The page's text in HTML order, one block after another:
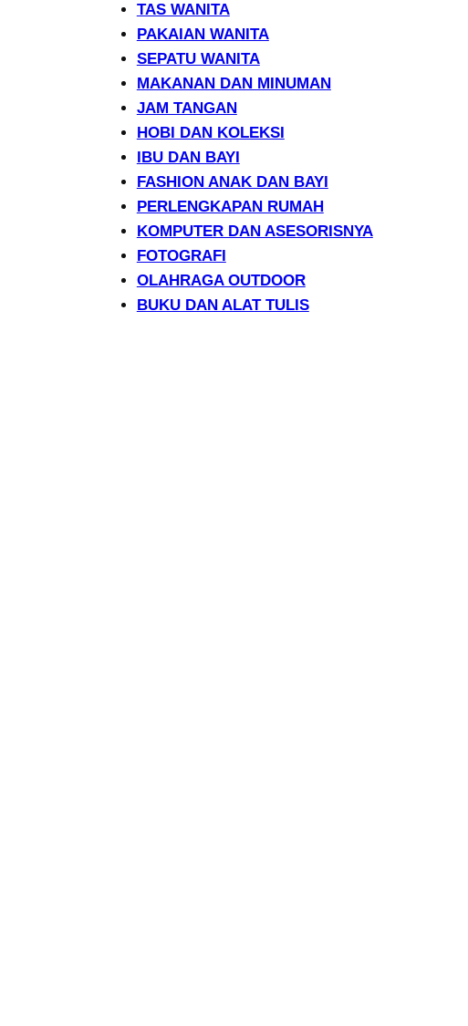
TAS WANITA
PAKAIAN WANITA
SEPATU WANITA
MAKANAN DAN MINUMAN
JAM TANGAN
HOBI DAN KOLEKSI
IBU DAN BAYI
FASHION ANAK DAN BAYI
PERLENGKAPAN RUMAH
KOMPUTER DAN ASESORISNYA
FOTOGRAFI
OLAHRAGA OUTDOOR
BUKU DAN ALAT TULIS